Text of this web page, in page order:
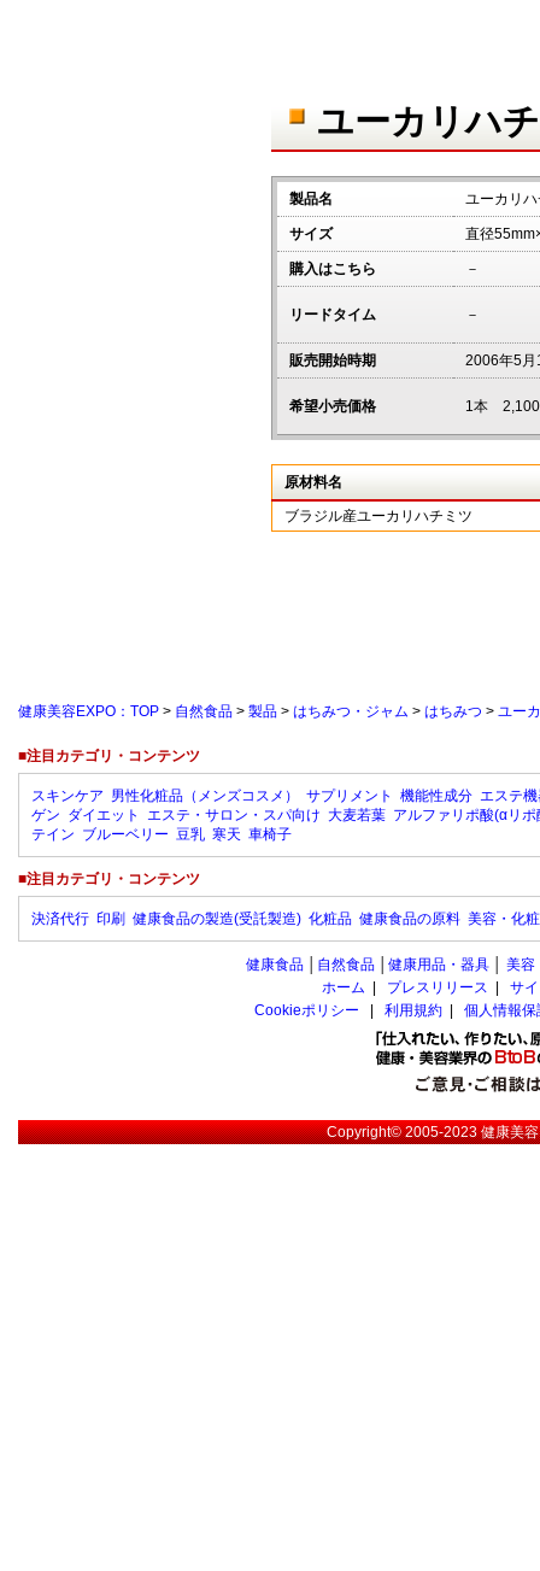
ユーカリハ
製品名 ユーカリ
サイズ 直径
購入はこちら －
リードタイム －
販売開始時期 2006年5月
希望小売価格 1本 2,100
原材料名
ブラジル産ユーカリハチミツ
健康美容EXPO：TOP > 自然食品 > 製品 > はちみつ・ジャム > はちみつ > ユー
■注目カテゴリ・コンテンツ
スキンケア 男性化粧品（メンズコスメ） サプリメント 機能性成分 エステ
ゲン ダイエット エステ・サロン・スパ向け 大麦若葉 アルファリポ酸(αリポ
テイン ブルーベリー 豆乳 寒天 車椅子
■注目カテゴリ・コンテンツ
決済代行 印刷 健康食品の製造(受託製造) 化粧品 健康食品の原料 美容・化
健康食品 自然食品 健康用品・器具 美容
ホーム
プレスリリース
サ
Cookieポリシー
利用規約 個人情報
Copyright© 2005-2023健康美